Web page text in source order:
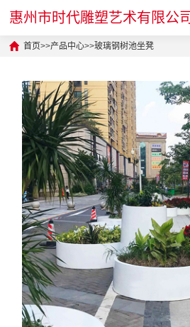
惠州市时代雕塑艺术有限公司
首页>>产品中心>>玻璃钢树池坐凳